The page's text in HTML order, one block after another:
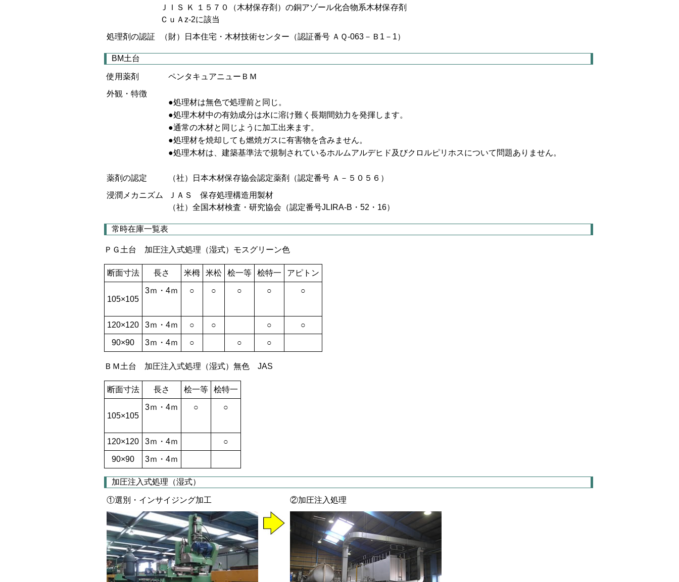
ＪＩＳ Ｋ １５７０（木材保存剤）の銅アゾール化合物系木材保存剤
ＣｕＡz-2に該当
処理剤の認証
（財）日本住宅・木材技術センター（認証番号 ＡＱ-063－Ｂ1－1）
BM土台
使用薬剤
ペンタキュアニューＢＭ
外観・特徴
●処理材は無色で処理前と同じ。
●処理木材中の有効成分は水に溶け難く長期間効力を発揮します。
●通常の木材と同じように加工出来ます。
●処理材を焼却しても燃焼ガスに有害物を含みません。
●処理木材は、建築基準法で規制されているホルムアルデヒド及びクロルピリホスについて問題ありません。
薬剤の認定
（社）日本木材保存協会認定薬剤（認定番号 Ａ－５０５６）
浸潤メカニズム
ＪＡＳ 保存処理構造用製材
（社）全国木材検査・研究協会（認定番号JLIRA-B・52・16）
常時在庫一覧表
ＰＧ土台 加圧注入式処理（湿式）モスグリーン色
断面寸法 長さ 米栂 米松 桧一等 桧特一 アピトン
105×105
3ｍ・4ｍ ○ ○ ○ ○ ○
120×120 3ｍ・4ｍ ○ ○ ○ ○
90×90 3ｍ・4ｍ ○ ○ ○
ＢＭ土台 加圧注入式処理（湿式）無色 JAS
断面寸法 長さ 桧一等 桧特一
105×105
3ｍ・4ｍ ○ ○
120×120 3ｍ・4ｍ ○
90×90 3ｍ・4ｍ
加圧注入式処理（湿式）
①選別・インサイジング加工 ②加圧注入処理